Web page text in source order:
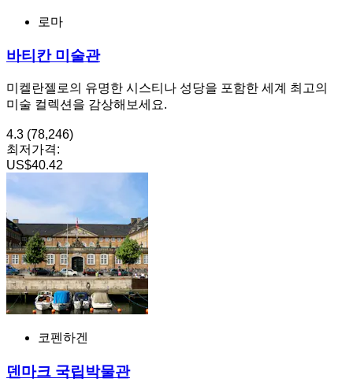
로마
바티칸 미술관
미켈란젤로의 유명한 시스티나 성당을 포함한 세계 최고의
미술 컬렉션을 감상해보세요.
4.3 (78,246)
최저가격:
US$40.42
코펜하겐
덴마크 국립박물관